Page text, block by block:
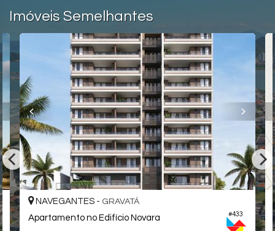
Imóveis Semelhantes
#433
NAVEGANTES - GRAVATÁ
Apartamento no Edifício Novara